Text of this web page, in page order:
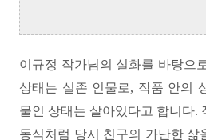
이규정 작가님의 실화를 바탕으
상태는 실존 인물로, 작품 안의
물인 상태는 살아있다고 합니다.
동식처럼 당시 친구의 가난한 삶